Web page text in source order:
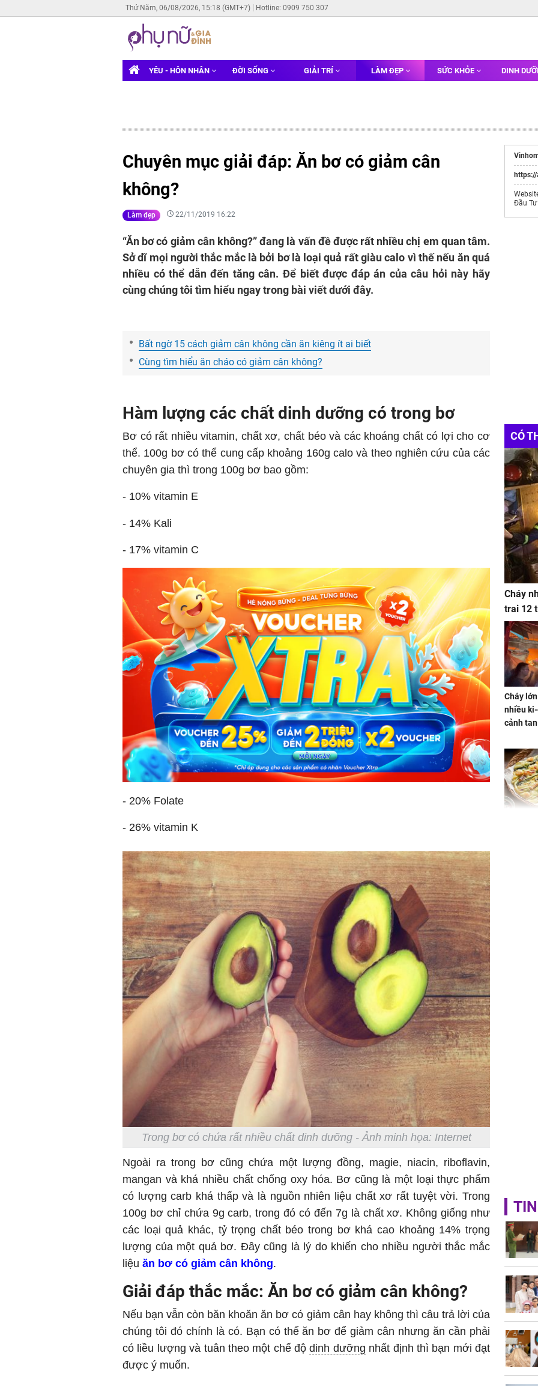
Thứ Năm, 06/08/2026, 15:18 (GMT+7) Hotline: 0909 750 307
YÊU - HÔN NHÂN ĐỜI SỐNG GIẢI TRÍ LÀM ĐẸP SỨC KHỎE DINH
Chuyên mục giải đáp: Ăn bơ có giảm cân
không?
Làm đẹp 22/11/2019 16:22
“Ăn bơ có giảm cân không?” đang là vấn đề được rất nhiều chị em quan tâm.
Sở dĩ mọi người thắc mắc là bởi bơ là loại quả rất giàu calo vì thế nếu ăn quá
nhiều có thể dẫn đến tăng cân. Để biết được đáp án của câu hỏi này hãy
cùng chúng tôi tìm hiểu ngay trong bài viết dưới đây.
Bất ngờ 15 cách giảm cân không cần ăn kiêng ít ai biết
Cùng tìm hiểu ăn cháo có giảm cân không?
Hàm lượng các chất dinh dưỡng có trong bơ
Bơ có rất nhiều vitamin, chất xơ, chất béo và các khoáng chất có lợi cho cơ
thể. 100g bơ có thể cung cấp khoảng 160g calo và theo nghiên cứu của các
chuyên gia thì trong 100g bơ bao gồm:
- 10% vitamin E
- 14% Kali
- 17% vitamin C
- 20% Folate
- 26% vitamin K
Trong bơ có chứa rất nhiều chất dinh dưỡng -Ảnh minh họa: Internet
Ngoài ra trong bơ cũng chứa một lượng đồng, magie, niacin, riboflavin,
mangan và khá nhiều chất chống oxy hóa. Bơ cũng là một loại thực phẩm
có lượng carb khá thấp và là nguồn nhiên liệu chất xơ rất tuyệt vời. Trong
100g bơ chỉ chứa 9g carb, trong đó có đến 7g là chất xơ. Không giống như
các loại quả khác, tỷ trọng chất béo trong bơ khá cao khoảng 14% trọng
lượng của một quả bơ. Đây cũng là lý do khiến cho nhiều người thắc mắc
liệu ăn bơ có giảm cân không.
Giải đáp thắc mắc: Ăn bơ có giảm cân không?
Nếu bạn vẫn còn băn khoăn ăn bơ có giảm cân hay không thì câu trả lời của
chúng tôi đó chính là có. Bạn có thể ăn bơ để giảm cân nhưng ăn cần phải
có liều lượng và tuân theo một chế độdinh dưỡng nhất định thì bạn mới đạt
được ý muốn.
https://
Đầu Tư
CÓ
Cháy
trai 12
Cháy
nhiều
cảnh